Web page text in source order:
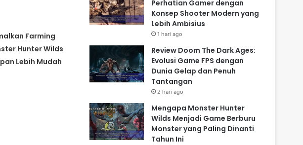
Farming
Hunter Wilds
Lebih Mudah
Perhatian Gamer dengan
Konsep Shooter Modern yang
Lebih Ambisius
1 hari ago
Review Doom The Dark Ages:
Evolusi Game FPS dengan
Dunia Gelap dan Penuh
Tantangan
2 hari ago
Mengapa Monster Hunter
Wilds Menjadi Game Berburu
Monster yang Paling Dinanti
Tahun Ini